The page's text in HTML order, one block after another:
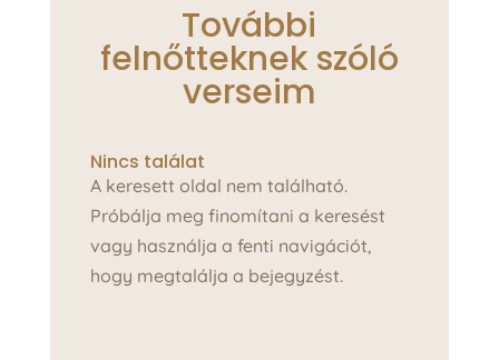
További
felnőtteknek szóló
verseim
Nincs találat
A keresett oldal nem található.
Próbálja meg finomítani a keresést
vagy használja a fenti navigációt,
hogy megtalálja a bejegyzést.